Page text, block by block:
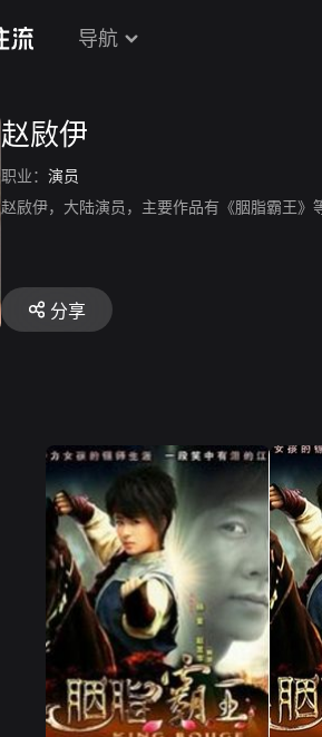
导航
赵敐伊
职业： 演员
赵敐伊，大陆演员，主要作品有《胭脂霸王》
分享